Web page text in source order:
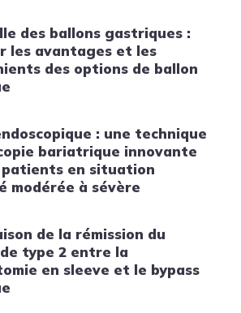
des ballons gastriques :
les avantages et les
des options de ballon
: une technique
bariatrique innovante
patients en situation
modérée à sévère
de la rémission du
type 2 entre la
en sleeve et le bypass